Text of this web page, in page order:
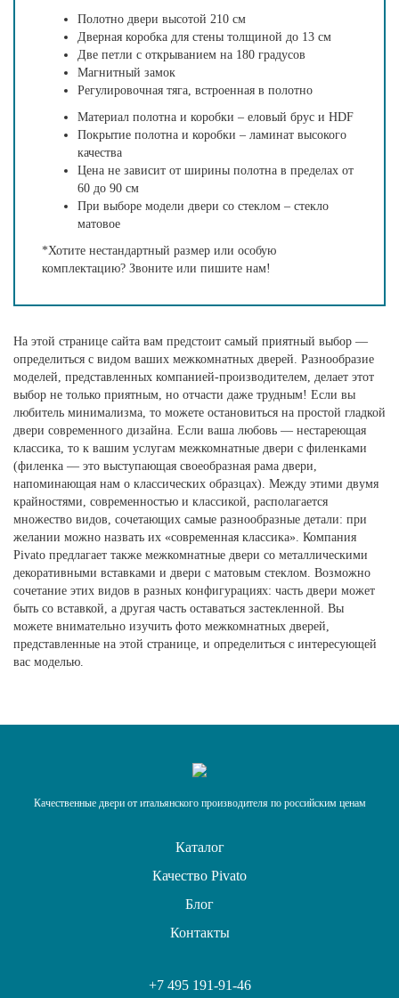
Полотно двери высотой 210 см
Дверная коробка для стены толщиной до 13 см
Две петли с открыванием на 180 градусов
Магнитный замок
Регулировочная тяга, встроенная в полотно
Материал полотна и коробки – еловый брус и HDF
Покрытие полотна и коробки – ламинат высокого
качества
Цена не зависит от ширины полотна в пределах от
60 до 90 см
При выборе модели двери со стеклом – стекло
матовое
*Хотите нестандартный размер или особую
комплектацию? Звоните или пишите нам!
На этой странице сайта вам предстоит самый приятный выбор —
определиться с видом ваших межкомнатных дверей. Разнообразие
моделей, представленных компанией-производителем, делает этот
выбор не только приятным, но отчасти даже трудным! Если вы
любитель минимализма, то можете остановиться на простой гладкой
двери современного дизайна. Если ваша любовь — нестареющая
классика, то к вашим услугам межкомнатные двери с филенками
(филенка — это выступающая своеобразная рама двери,
напоминающая нам о классических образцах). Между этими двумя
крайностями, современностью и классикой, располагается
множество видов, сочетающих самые разнообразные детали: при
желании можно назвать их «современная классика». Компания
Pivato предлагает также межкомнатные двери со металлическими
декоративными вставками и двери с матовым стеклом. Возможно
сочетание этих видов в разных конфигурациях: часть двери может
быть со вставкой, а другая часть оставаться застекленной. Вы
можете внимательно изучить фото межкомнатных дверей,
представленные на этой странице, и определиться с интересующей
вас моделью.
Качественные двери от итальянского производителя по российским ценам
Каталог
Качество Pivato
Блог
Контакты
+7 495 191-91-46